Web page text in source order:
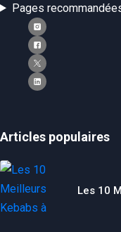
Pages
Articles populaires
Les 10